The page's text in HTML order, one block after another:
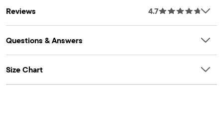
Reviews 4.7
Questions & Answers
Size Chart